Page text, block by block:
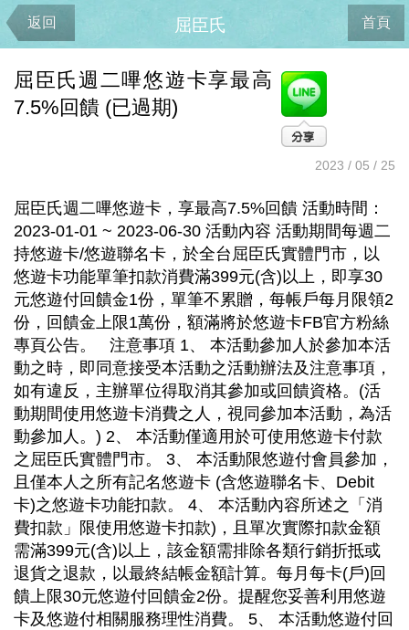
返回 首頁
屈臣氏
屈臣氏週二嗶悠遊卡享最高
7.5%回饋 (已過期)
2023 / 05 / 25
屈臣氏週二嗶悠遊卡，享最高7.5%回饋 活動時間：
2023-01-01 ~ 2023-06-30 活動內容 活動期間每週二
持悠遊卡/悠遊聯名卡，於全台屈臣氏實體門市，以
悠遊卡功能單筆扣款消費滿399元(含)以上，即享30
元悠遊付回饋金1份，單筆不累贈，每帳戶每月限領2
份，回饋金上限1萬份，額滿將於悠遊卡FB官方粉絲
專頁公告。 注意事項 1、 本活動參加人於參加本活
動之時，即同意接受本活動之活動辦法及注意事項，
如有違反，主辦單位得取消其參加或回饋資格。(活
動期間使用悠遊卡消費之人，視同參加本活動，為活
動參加人。) 2、 本活動僅適用於可使用悠遊卡付款
之屈臣氏實體門市。 3、 本活動限悠遊付會員參加，
且僅本人之所有記名悠遊卡 (含悠遊聯名卡、Debit
卡)之悠遊卡功能扣款。 4、 本活動內容所述之「消
費扣款」限使用悠遊卡扣款)，且單次實際扣款金額
需滿399元(含)以上，該金額需排除各類行銷折抵或
退貨之退款，以最終結帳金額計算。每月每卡(戶)回
饋上限30元悠遊付回饋金2份。提醒您妥善利用悠遊
卡及悠遊付相關服務理性消費。 5、 本活動悠遊付回